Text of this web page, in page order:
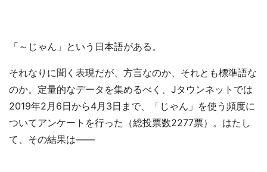
「～じゃん」という日本語がある。
それなりに聞く表現だが、方言なのか、それとも標準語な
のか。定量的なデータを集めるべく、Jタウンネットでは
2019年2月6日から4月3日まで、「じゃん」を使う頻度に
ついてアンケートを行った（総投票数2277票）。はたし
て、その結果は――